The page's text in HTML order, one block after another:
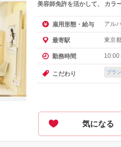
美容師免許を活かして、 カラ
雇用形態・給与 アル
最寄駅 東京
勤務時間
こだわり ブラ
気になる